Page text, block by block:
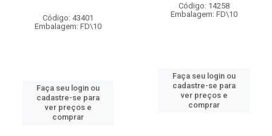
Código: 43401
Embalagem: FD\10
Faça seu login ou
cadastre-se para
ver preços e
comprar
Código: 14258
Embalagem: FD\10
Faça seu login ou
cadastre-se para
ver preços e
comprar